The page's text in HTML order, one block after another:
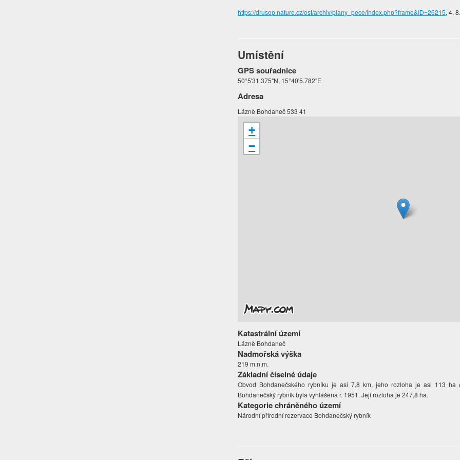
https://drusop.nature.cz/ost/archiv/plany_pece/index.php?frame&ID=26215, 4.
Umístění
GPS souřadnice
50°5'31.375"N, 15°40'5.782"E
Adresa
Lázně Bohdaneč 533 41
+
−
Katastrální území
Lázně Bohdaneč
Nadmořská výška
219 m.n.m.
Základní číselné údaje
Obvod Bohdanečského rybníku je asi 7,8 km, jeho rozloha je asi 113 ha
Bohdanečský rybník byla vyhlášena r. 1951. Její rozloha je 247,8 ha.
Kategorie chráněného území
Národní přírodní rezervace Bohdanečský rybník